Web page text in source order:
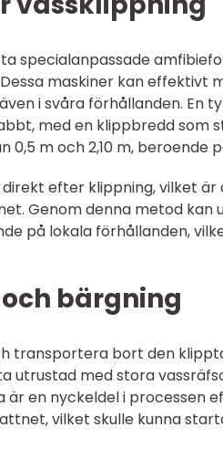
specialanpassade
maskiner kan effektivt
i svåra förhållanden. En
med en klippbredd som
m och 2,10 m, beroende
efter klippning, vilket
Genom denna metod kan
på lokala förhållanden,
bärgning
transportera bort den
utrustad med stora
en nyckeldel i processen
vilket skulle kunna